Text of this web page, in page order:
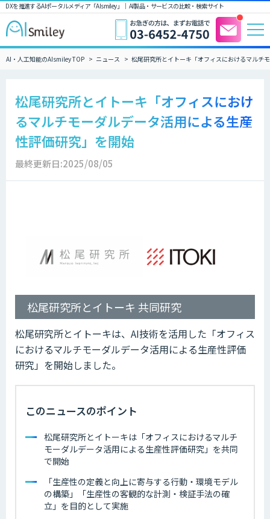
DXを推進するAIポータルメディア「AIsmiley」｜ AI製品・サービスの比較・検索サイト
AI・人工知能のAIsmiley TOP ニュース 松尾研究所とイトーキ「オフィスにおけるマルチ
松尾研究所とイトーキ「オフィスにおけ
るマルチモーダルデータ活用による生産
性評価研究」を開始
最終更新日:2025/08/05
松尾研究所とイトーキ 共同研究
松尾研究所とイトーキは、AI技術を活用した「オフィス
におけるマルチモーダルデータ活用による生産性評価
研究」を開始しました。
このニュースのポイント
松尾研究所とイトーキは「オフィスにおけるマルチ
モーダルデータ活用による生産性評価研究」を共同
で開始
「生産性の定義と向上に寄与する行動・環境モデル
の構築」「生産性の客観的な計測・検証手法の確
立」を目的として実施